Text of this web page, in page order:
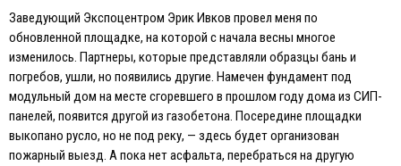
Заведующий Экспоцентром Эрик Ивков провел меня по
обновленной площадке, на которой с начала весны многое
изменилось. Партнеры, которые представляли образцы бань и
погребов, ушли, но появились другие. Намечен фундамент под
модульный дом на месте сгоревшего в прошлом году дома из СИП-
панелей, появится другой из газобетона. Посередине площадки
выкопано русло, но не под реку, — здесь будет организован
пожарный выезд. А пока нет асфальта, перебраться на другую